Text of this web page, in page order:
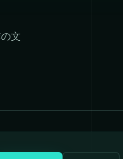
文